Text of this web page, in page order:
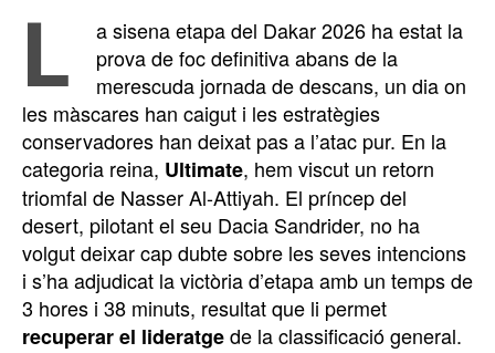
L
a sisena etapa del Dakar 2026 ha estat la
prova de foc definitiva abans de la
merescuda jornada de descans, un dia on
les màscares han caigut i les estratègies
conservadores han deixat pas a l’atac pur. En la
categoria reina, Ultimate, hem viscut un retorn
triomfal de Nasser Al-Attiyah. El príncep del
desert, pilotant el seu Dacia Sandrider, no ha
volgut deixar cap dubte sobre les seves intencions
i s’ha adjudicat la victòria d’etapa amb un temps de
3 hores i 38 minuts, resultat que li permet
recuperar el lideratgede la classificació general.